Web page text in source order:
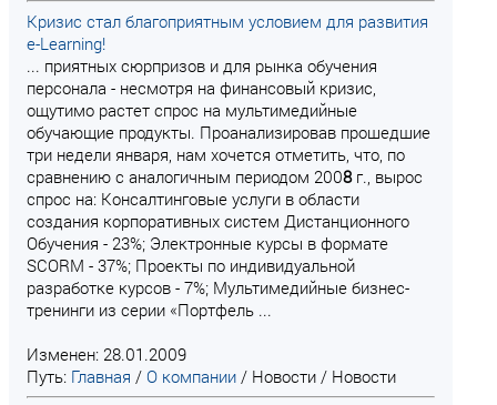
Кризис стал благоприятным условием для развития
e-Learning!
... приятных сюрпризов и для рынка обучения
персонала - несмотря на финансовый кризис,
ощутимо растет спрос на мультимедийные
обучающие продукты. Проанализировав прошедшие
три недели января, нам хочется отметить, что, по
сравнению с аналогичным периодом 2008г., вырос
спрос на: Консалтинговые услуги в области
создания корпоративных систем Дистанционного
Обучения - 23%; Электронные курсы в формате
SCORM - 37%; Проекты по индивидуальной
разработке курсов - 7%; Мультимедийные бизнес-
тренинги из серии «Портфель ...
Изменен: 28.01.2009
Путь: Главная / О компании / Новости / Новости